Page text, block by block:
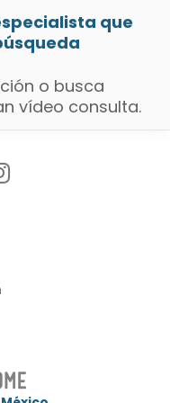
que
o busca
vídeo consulta.